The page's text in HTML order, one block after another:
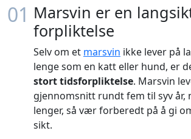
01 Marsvin er en
forpliktelse
Selv om et marsvin ikke lever på
lenge som en katt eller hund, er
stort tidsforpliktelse. Marsvin
gjennomsnitt rundt fem til syv år,
lenger, så vær forberedt på å gi
sikt.